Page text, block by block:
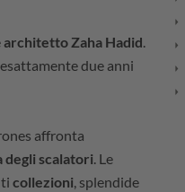
architetto Zaha Hadid.
due anni
affronta
degli scalatori. Le
collezioni, splendide